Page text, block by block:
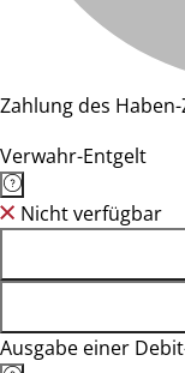
Zahlung des
Verwahr-Entgelt
Nicht verfügbar
Ausgabe einer